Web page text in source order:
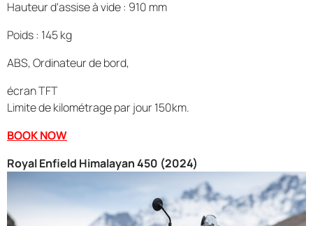
Hauteur d'assise à vide : 910 mm
Poids : 145 kg
ABS, Ordinateur de bord,
écran TFT
Limite de kilométrage par jour 150km.
BOOK NOW
Royal Enfield Himalayan 450 (2024)